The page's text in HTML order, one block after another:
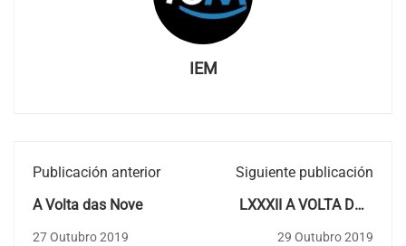
IEM
Publicación anterior
A Volta das Nove
27 Outubro 2019
Siguiente publicación
LXXXII A VOLTA DOS
NOVE. Acto Homenaxe
29 Outubro 2019